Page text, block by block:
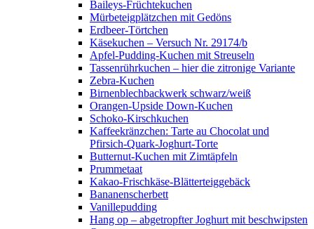
Baileys-Früchtekuchen
Mürbeteigplätzchen mit Gedöns
Erdbeer-Törtchen
Käsekuchen – Versuch Nr. 29174/b
Apfel-Pudding-Kuchen mit Streuseln
Tassenrührkuchen – hier die zitronige Variante
Zebra-Kuchen
Birnenblechbackwerk schwarz/weiß
Orangen-Upside Down-Kuchen
Schoko-Kirschkuchen
Kaffeekränzchen: Tarte au Chocolat und
Pfirsich-Quark-Joghurt-Torte
Butternut-Kuchen mit Zimtäpfeln
Prummetaat
Kakao-Frischkäse-Blätterteiggebäck
Bananenscherbett
Vanillepudding
Hang op – abgetropfter Joghurt mit beschwipsten